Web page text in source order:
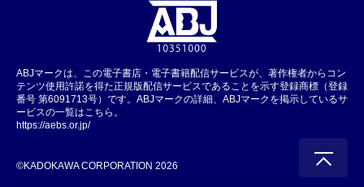
ABJマークは、この電子書店・電子書籍配信サービスが、著作権者からコン
テンツ使用許諾を得た正規版配信サービスであることを示す登録商標（登録
番号 第6091713号）です。ABJマークの詳細、ABJマークを掲示しているサ
ービスの一覧はこちら。
https://aebs.or.jp/
©KADOKAWA CORPORATION 2026